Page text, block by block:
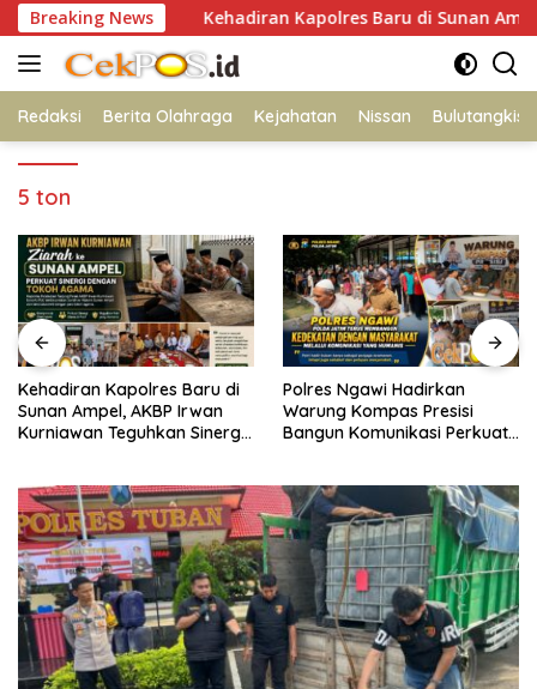
Langsung
ke
konten
Breaking NewsKehadiran Kapolres Baru di Sunan Ampel,
Redaksi Berita Olahraga Kejahatan Nissan Bulutangkis
5 ton
Kehadiran Kapolres Baru di
Sunan Ampel, AKBP Irwan
Kurniawan Teguhkan Sinergi
Polres Ngawi Hadirkan
Warung Kompas Presisi
Bangun Komunikasi Perkuat